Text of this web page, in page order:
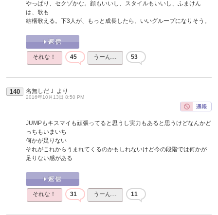
やっぱり、セクゾかな。顔もいいし、スタイルもいいし、ふまけん
は、歌も
結構歌える。下3人が、もっと成長したら、いいグループになりそう。
それな！ 45 うーん… 53
140 名無しだＪ より
2016年10月13日 8:50 PM
JUMPもキスマイも頑張ってると思うし実力もあると思うけどなんかど
っちもいまいち
何かが足りない
それがこれからうまれてくるのかもしれないけど今の段階では何かが
足りない感がある
それな！ 31 うーん… 11